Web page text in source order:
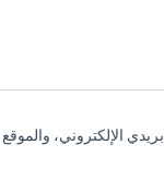
الإلكتروني، والموقع